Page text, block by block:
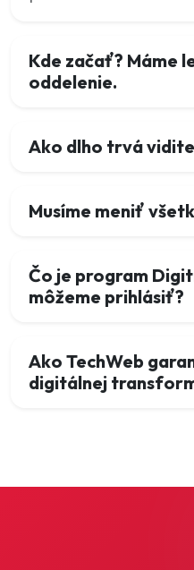
Kde začať? Máme
oddelenie.
Ako dlho trvá
Musíme meniť
Čo je program
môžeme prihlásiť?
Ako TechWeb
digitálnej